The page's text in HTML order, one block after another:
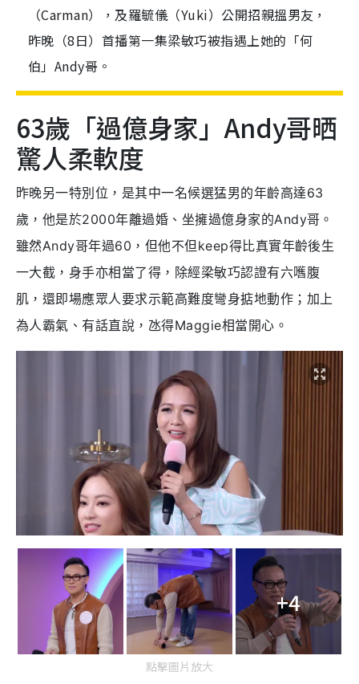
（Carman），及羅毓儀（Yuki）公開招親搵男友，
昨晚（8日）首播第一集梁敏巧被指遇上她的「何
伯」Andy哥。
63歲「過億身家」Andy哥晒
驚人柔軟度
昨晚另一特別位，是其中一名候選猛男的年齡高達63
歲，他是於2000年離過婚、坐擁過億身家的Andy哥。
雖然Andy哥年過60，但他不但keep得比真實年齡後生
一大截，身手亦相當了得，除經梁敏巧認證有六嚿腹
肌，還即場應眾人要求示範高難度彎身掂地動作；加上
為人霸氣、有話直說，氹得Maggie相當開心。
+4
點擊圖片放大